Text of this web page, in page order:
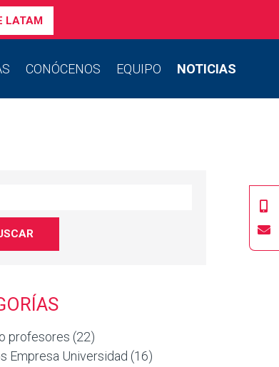
LATAM
CONÓCENOS EQUIPO NOTICIAS
profesores (22)
Empresa Universidad (16)